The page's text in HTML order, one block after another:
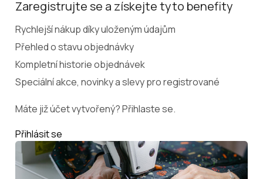
Zaregistrujte se a získejte tyto benefity
Rychlejší nákup díky uloženým údajům
Přehled o stavu objednávky
Kompletní historie objednávek
Speciální akce, novinky a slevy pro registrované
Máte již účet vytvořený? Přihlaste se.
Přihlásit se